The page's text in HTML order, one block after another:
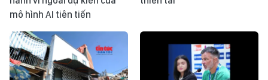
mô hình AI tiên tiến